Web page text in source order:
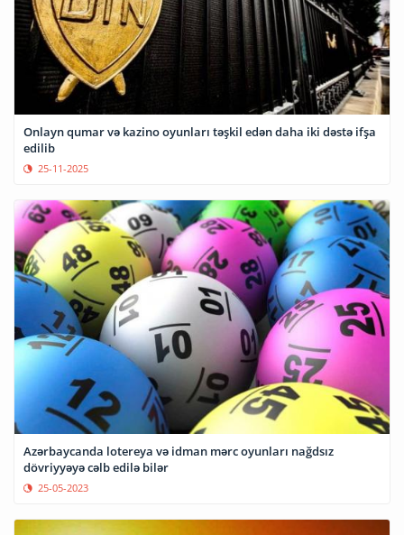
Onlayn qumar və kazino oyunları təşkil edən daha iki dəstə ifşa
edilib
25-11-2025
Azərbaycanda lotereya və idman mərc oyunları nağdsız
dövriyyəyə cəlb edilə bilər
25-05-2023